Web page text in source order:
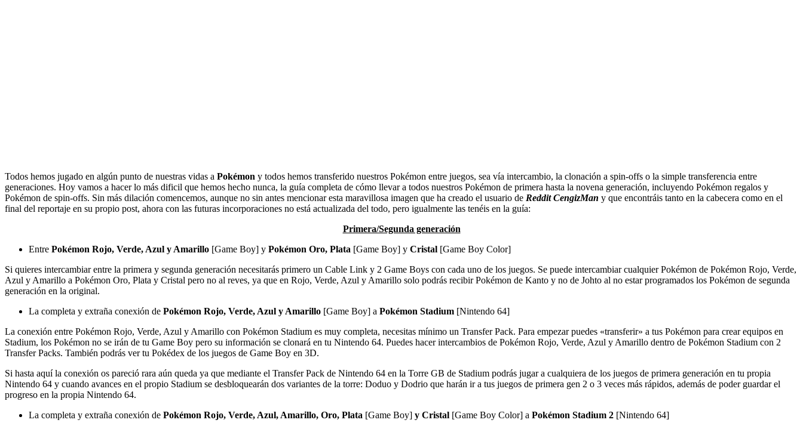
Todos hemos jugado en algún punto de nuestras vidas a Pokémon y todos hemos transferido nuestros Pokémon entre juegos, sea vía intercambio, la clonación a spin-offs o la simple transferencia entre
generaciones. Hoy vamos a hacer lo más dificil que hemos hecho nunca, la guía completa de cómo llevar a todos nuestros Pokémon de primera hasta la novena generación, incluyendo Pokémon regalos y
Pokémon de spin-offs. Sin más dilación comencemos, aunque no sin antes mencionar esta maravillosa imagen que ha creado el usuario de RedditCengizMan y que encontráis tanto en la cabecera como en el
final del reportaje en su propio post, ahora con las futuras incorporaciones no está actualizada del todo, pero igualmente las tenéis en la guía:
Primera/Segunda generación
Entre Pokémon Rojo, Verde, Azul y Amarillo [Game Boy] y Pokémon Oro, Plata [Game Boy] y Cristal [Game Boy Color]
Si quieres intercambiar entre la primera y segunda generación necesitarás primero un Cable Link y 2 Game Boys con cada uno de los juegos. Se puede intercambiar cualquier Pokémon de Pokémon Rojo, Verde,
Azul y Amarillo a Pokémon Oro, Plata y Cristal pero no al reves, ya que en Rojo, Verde, Azul y Amarillo solo podrás recibir Pokémon de Kanto y no de Johto al no estar programados los Pokémon de segunda
generación en la original.
La completa y extraña conexión de Pokémon Rojo, Verde, Azul y Amarillo [Game Boy] a Pokémon Stadium [Nintendo 64]
La conexión entre Pokémon Rojo, Verde, Azul y Amarillo con Pokémon Stadium es muy completa, necesitas mínimo un Transfer Pack. Para empezar puedes «transferir» a tus Pokémon para crear equipos en
Stadium, los Pokémon no se irán de tu Game Boy pero su información se clonará en tu Nintendo 64. Puedes hacer intercambios de Pokémon Rojo, Verde, Azul y Amarillo dentro de Pokémon Stadium con 2
Transfer Packs. También podrás ver tu Pokédex de los juegos de Game Boy en 3D.
Si hasta aquí la conexión os pareció rara aún queda ya que mediante el Transfer Pack de Nintendo 64 en la Torre GB de Stadium podrás jugar a cualquiera de los juegos de primera generación en tu propia
Nintendo 64 y cuando avances en el propio Stadium se desbloquearán dos variantes de la torre: Doduo y Dodrio que harán ir a tus juegos de primera gen 2 o 3 veces más rápidos, además de poder guardar el
progreso en la propia Nintendo 64.
La completa y extraña conexión de Pokémon Rojo, Verde, Azul, Amarillo, Oro, Plata [Game Boy] y Cristal [Game Boy Color] a Pokémon Stadium 2 [Nintendo 64]